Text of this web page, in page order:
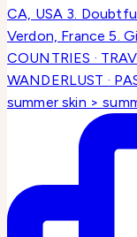
summer skin >